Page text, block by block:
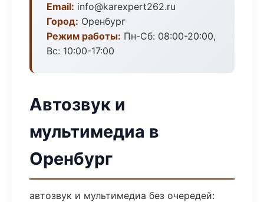
Email: info@karexpert262.ru
Город: Оренбург
Режим работы: Пн-Сб: 08:00-20:00,
Вс: 10:00-17:00
Автозвук и
мультимедиа в
Оренбург
автозвук и мультимедиа без очередей: